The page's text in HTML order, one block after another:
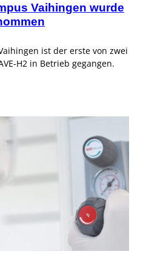
Vaihingen wurde
ist der erste von zwei
H2 in Betrieb gegangen.